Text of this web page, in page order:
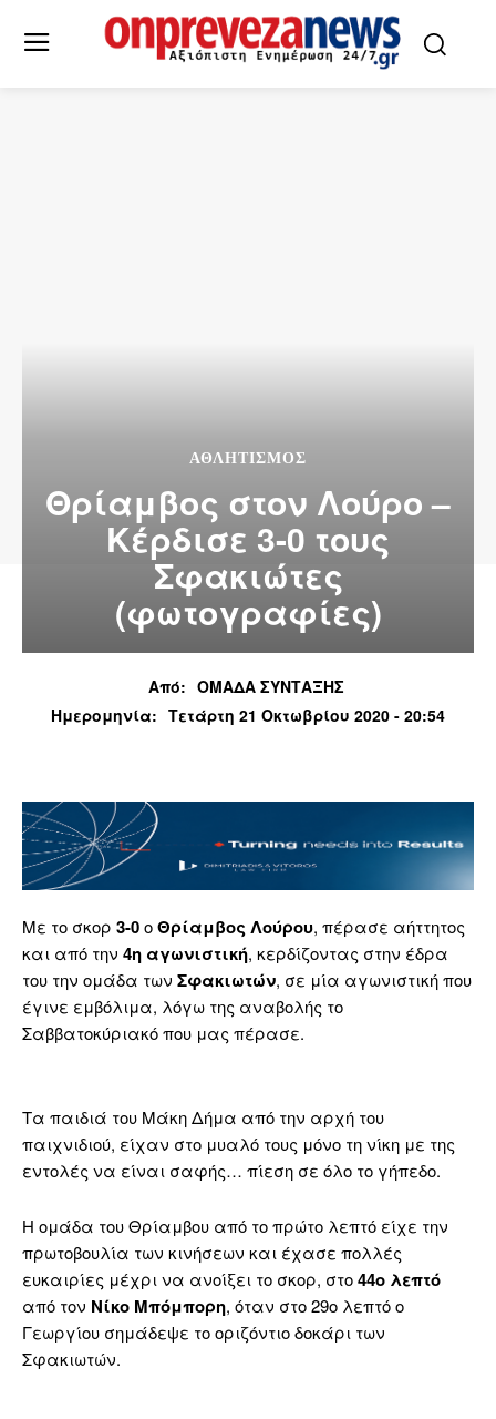
ΑΘΛΗΤΙΣΜΌΣ
Θρίαμβος στον Λούρο –
Κέρδισε 3-0 τους
Σφακιώτες
(φωτογραφίες)
Από: ΟΜΑΔΑ ΣΥΝΤΑΞΗΣ
Ημερομηνία: Τετάρτη 21 Οκτωβρίου 2020 - 20:54
Με το σκορ 3-0οΘρίαμβος Λούρου, πέρασε αήττητος
και από την 4η αγωνιστική, κερδίζοντας στην έδρα
του την ομάδα των Σφακιωτών, σε μία αγωνιστική που
έγινε εμβόλιμα, λόγω της αναβολής το
Σαββατοκύριακό που μας πέρασε.
Τα παιδιά του Μάκη Δήμα από την αρχή του
παιχνιδιού, είχαν στο μυαλό τους μόνο τη νίκη με της
εντολές να είναι σαφής… πίεση σε όλο το γήπεδο.
Η ομάδα του Θρίαμβου από το πρώτο λεπτό είχε την
πρωτοβουλία των κινήσεων και έχασε πολλές
ευκαιρίες μέχρι να ανοίξει το σκορ, στο44ο λεπτό
από τον Νίκο Μπόμπορη, όταν στο 29ο λεπτό ο
Γεωργίου σημάδεψε το οριζόντιο δοκάρι των
Σφακιωτών.